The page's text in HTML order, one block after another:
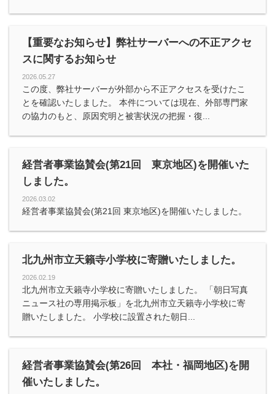
【重要なお知らせ】弊社サーバーへの不正アクセ
スに関するお知らせ
2026.05.27
この度、弊社サーバーが外部から不正アクセスを受けたこ
とを確認いたしました。 本件については現在、外部専門家
の協力のもと、原因究明と被害状況の把握・復...
経営者事業協賛会(第21回 東京地区)を開催いた
しました。
2026.03.02
経営者事業協賛会(第21回 東京地区)を開催いたしました。
北九州市立天籟寺小学校に寄贈いたしました。
2026.02.19
北九州市立天籟寺小学校に寄贈いたしました。 「朝日写真
ニュース社の専用掲示板」を北九州市立天籟寺小学校に寄
贈いたしました。 小学校に設置された朝日...
経営者事業協賛会(第26回 本社・福岡地区)を開
催いたしました。